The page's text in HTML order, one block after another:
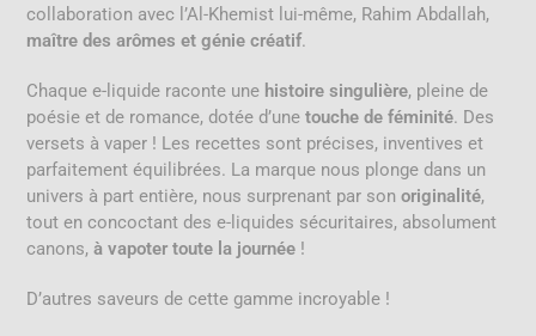
collaboration avec l’Al-Khemist lui-même, Rahim Abdallah,
maître des arômes et génie créatif.
Chaque e-liquide raconte une histoire singulière, pleine de
poésie et de romance, dotée d’unetouche de féminité. Des
versets à vaper ! Les recettes sont précises, inventives et
parfaitement équilibrées. La marque nous plonge dans un
univers à part entière, nous surprenant par sonoriginalité,
tout en concoctant des e-liquides sécuritaires, absolument
canons,à vapoter toute la journée !
D’autres saveurs de cette gamme incroyable !